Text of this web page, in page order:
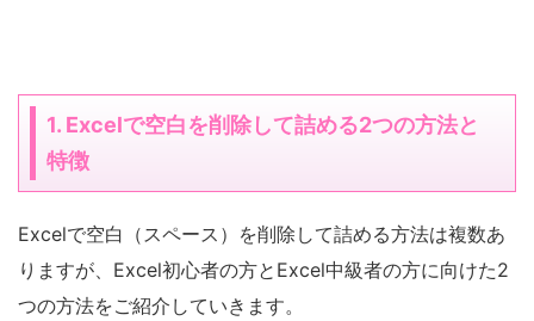
1. Excelで空白を削除して詰める2つの方法と
特徴
Excelで空白（スペース）を削除して詰める方法は複数あ
りますが、Excel初心者の方とExcel中級者の方に向けた2
つの方法をご紹介していきます。